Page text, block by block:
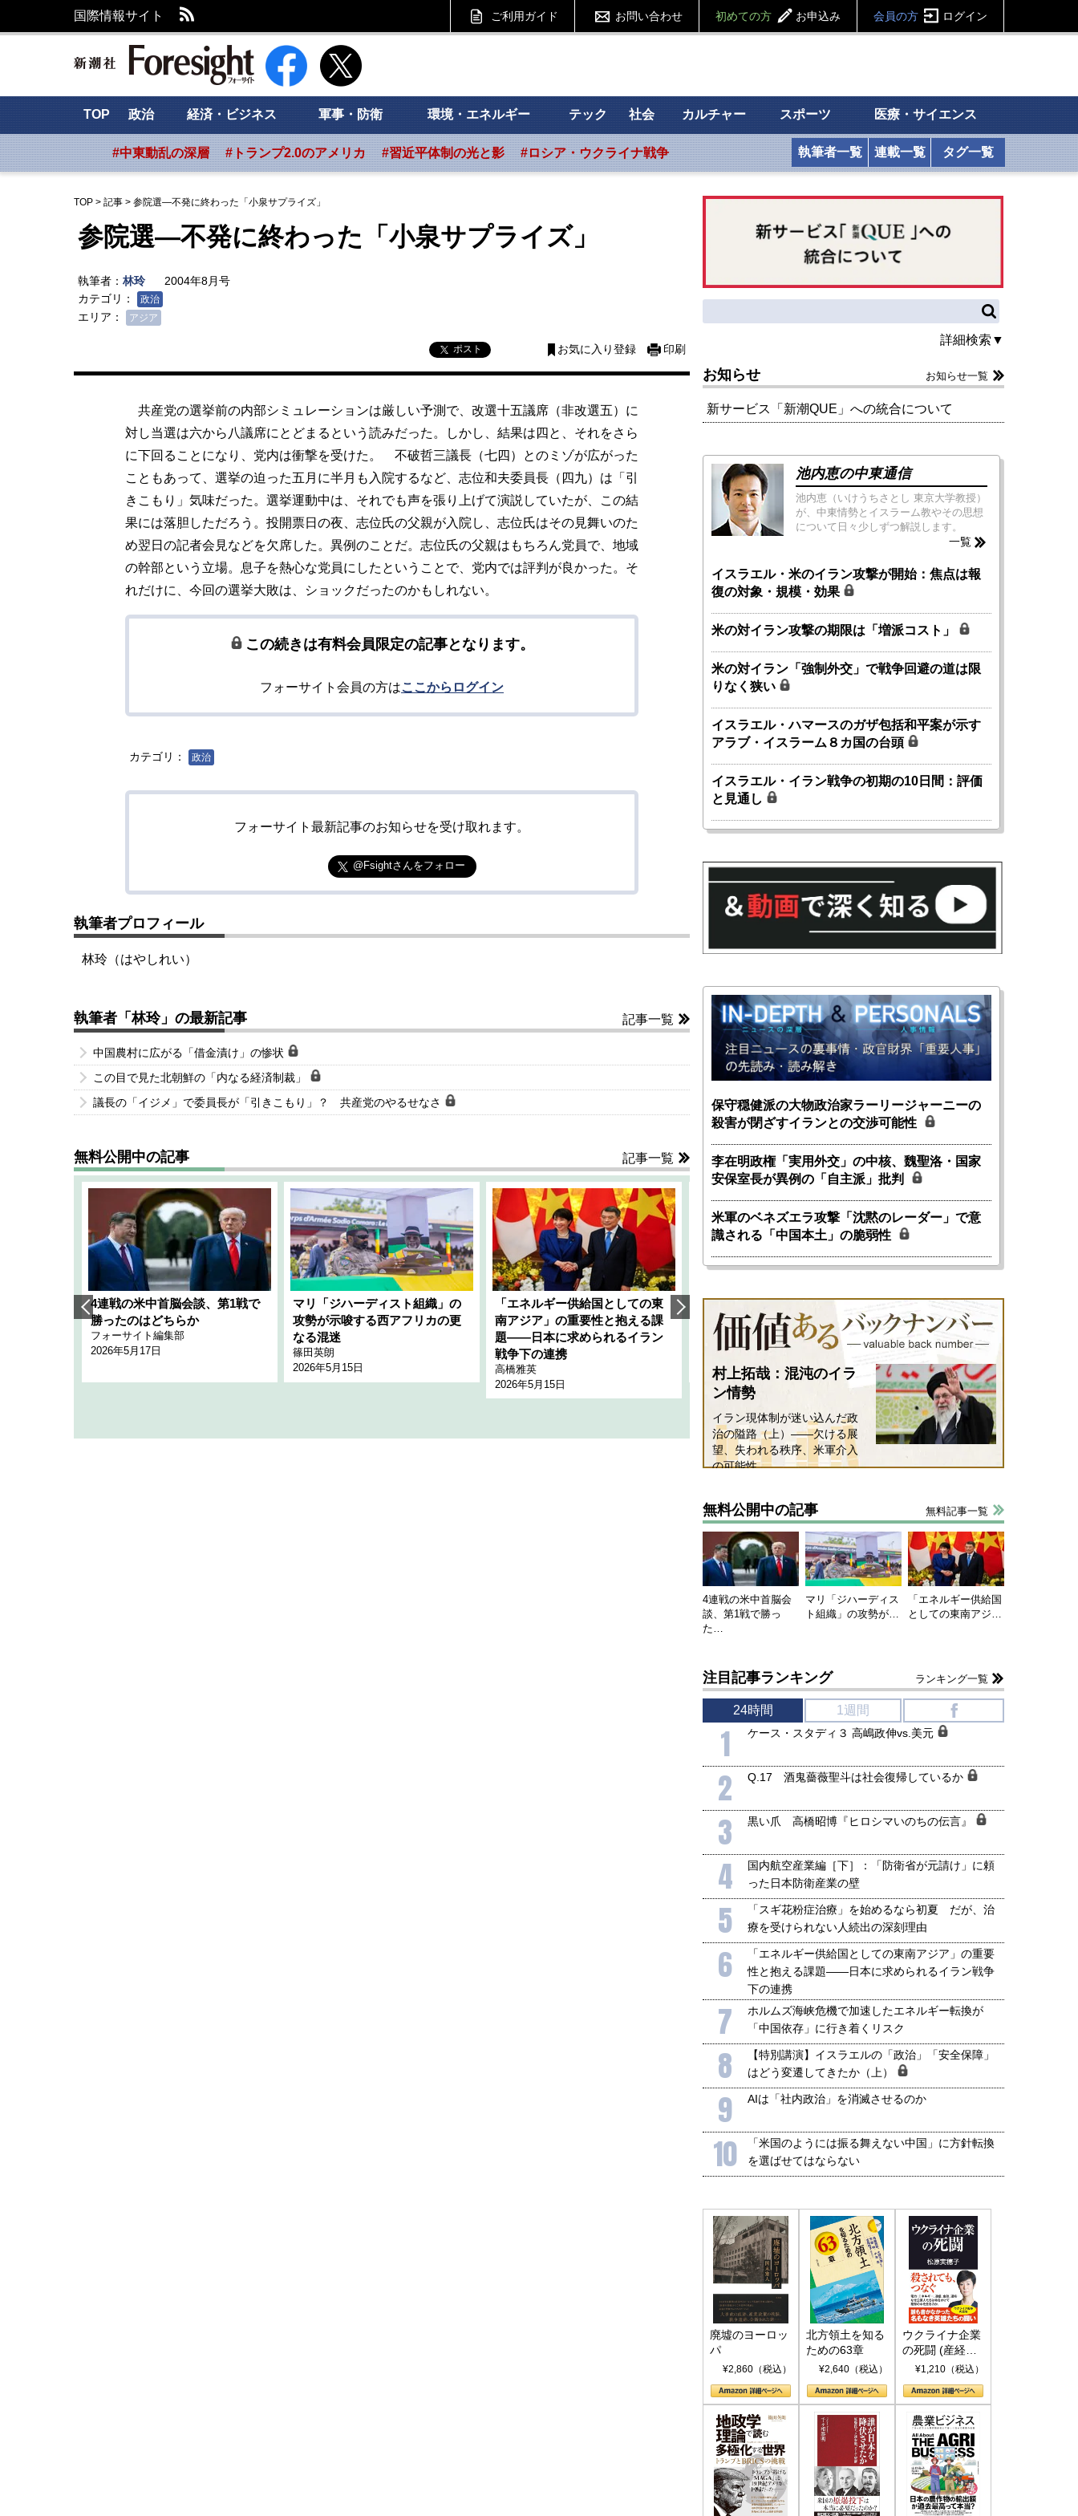
国際情報サイト ご利用ガイド お問い合わせ 初めての方 お申込み 会員の方 ログイン
新潮社 Foresight フォーサイト
TOP 政治 経済・ビジネス 軍事・防衛 環境・エネルギー テック 社会 カルチャー スポーツ 医療・サイエンス
#中東動乱の深層 #トランプ2.0のアメリカ #習近平体制の光と影 #ロシア・ウクライナ戦争 執筆者一覧 連載一覧 タグ一覧
TOP > 記事 > 参院選―不発に終わった「小泉サプライズ」
参院選―不発に終わった「小泉サプライズ」
執筆者： 林玲
2004年8月号
カテゴリ：
政治
エリア： アジア
ポスト お気に入り登録 印刷
共産党の選挙前の内部シミュレーションは厳しい予測で、改選十五議席（非改選五）に
対し当選は六から八議席にとどまるという読みだった。しかし、結果は四と、それをさら
に下回ることになり、党内は衝撃を受けた。 不破哲三議長（七四）とのミゾが広がった
こともあって、選挙の迫った五月に半月も入院するなど、志位和夫委員長（四九）は「引
きこもり」気味だった。選挙運動中は、それでも声を張り上げて演説していたが、この結
果には落胆しただろう。投開票日の夜、志位氏の父親が入院し、志位氏はその見舞いのた
め翌日の記者会見などを欠席した。異例のことだ。志位氏の父親はもちろん党員で、地域
の幹部という立場。息子を熱心な党員にしたということで、党内では評判が良かった。そ
れだけに、今回の選挙大敗は、ショックだったのかもしれない。
この続きは有料会員限定の記事となります。
フォーサイト会員の方はここからログイン
カテゴリ： 政治
フォーサイト最新記事のお知らせを受け取れます。
@Fsightさんをフォロー
執筆者プロフィール
林玲（はやしれい）
執筆者「林玲」の最新記事 記事一覧
中国農村に広がる「借金漬け」の惨状
この目で見た北朝鮮の「内なる経済制裁」
議長の「イジメ」で委員長が「引きこもり」？ 共産党のやるせなさ
無料公開中の記事 記事一覧
4連戦の米中首脳会談、第1戦で
勝ったのはどちらか
フォーサイト編集部
2026年5月17日
マリ「ジハーディスト組織」の
攻勢が示唆する西アフリカの更
なる混迷
篠田英朗
2026年5月15日
「エネルギー供給国としての東
南アジア」の重要性と抱える課
題――日本に求められるイラン
戦争下の連携
高橋雅英
2026年5月15日
韓国にも理解してほしい「極東
1905年体制」における日米韓安
全保障協力の意味
千々和泰明
2026年5月15日
ホルムズ海峡危機で加速したエ
ネルギー転換が「中国依存」に
行き着くリスク
小山堅
2026年5月14日
詳細検索▼
お知らせ お知らせ一覧
新サービス「新潮QUE」への統合について
池内恵の中東通信
池内恵（いけうちさとし 東京大学教授）
が、中東情勢とイスラーム教やその思想
について日々少しずつ解説します。
一覧
イスラエル・米のイラン攻撃が開始：焦点は報
復の対象・規模・効果
米の対イラン攻撃の期限は「増派コスト」
米の対イラン「強制外交」で戦争回避の道は限
りなく狭い
イスラエル・ハマースのガザ包括和平案が示す
アラブ・イスラーム８カ国の台頭
イスラエル・イラン戦争の初期の10日間：評価
と見通し
保守穏健派の大物政治家ラーリージャーニーの
殺害が閉ざすイランとの交渉可能性
李在明政権「実用外交」の中核、魏聖洛・国家
安保室長が異例の「自主派」批判
米軍のベネズエラ攻撃「沈黙のレーダー」で意
識される「中国本土」の脆弱性
村上拓哉：混沌のイラ
ン情勢
イラン現体制が迷い込んだ政
治の隘路（上）――欠ける展
望、失われる秩序、米軍介入
の可能性
無料公開中の記事 無料記事一覧
4連戦の米中首脳会
談、第1戦で勝っ
た…
マリ「ジハーディス
ト組織」の攻勢が…
「エネルギー供給国
としての東南アジ…
注目記事ランキング ランキング一覧
24時間 1週間
1 ケース・スタディ３ 高嶋政伸vs.美元
2 Q.17 酒鬼薔薇聖斗は社会復帰しているか
3 黒い爪 高橋昭博『ヒロシマいのちの伝言』
4
国内航空産業編［下］：「防衛省が元請け」に頼
った日本防衛産業の壁
5
「スギ花粉症治療」を始めるなら初夏 だが、治
療を受けられない人続出の深刻理由
6
「エネルギー供給国としての東南アジア」の重要
性と抱える課題――日本に求められるイラン戦争
下の連携
7
ホルムズ海峡危機で加速したエネルギー転換が
「中国依存」に行き着くリスク
8
【特別講演】イスラエルの「政治」「安全保障」
はどう変遷してきたか（上）
9 AIは「社内政治」を消滅させるのか
10
「米国のようには振る舞えない中国」に方針転換
を選ばせてはならない
廃墟のヨーロッ
パ
¥2,860（税込）
北方領土を知る
ための63章
¥2,640（税込）
ウクライナ企業
の死闘 (産経セ
レクト S 039)
¥1,210（税込）